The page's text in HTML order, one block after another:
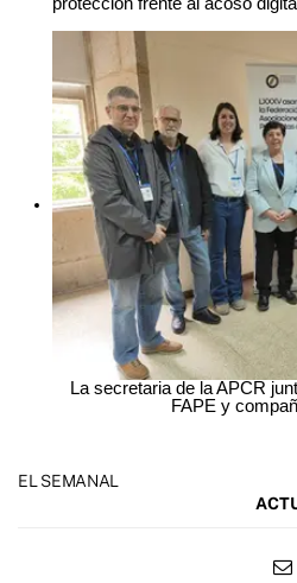
La secretaria de la APCR
FAPE y
EL SEMANAL